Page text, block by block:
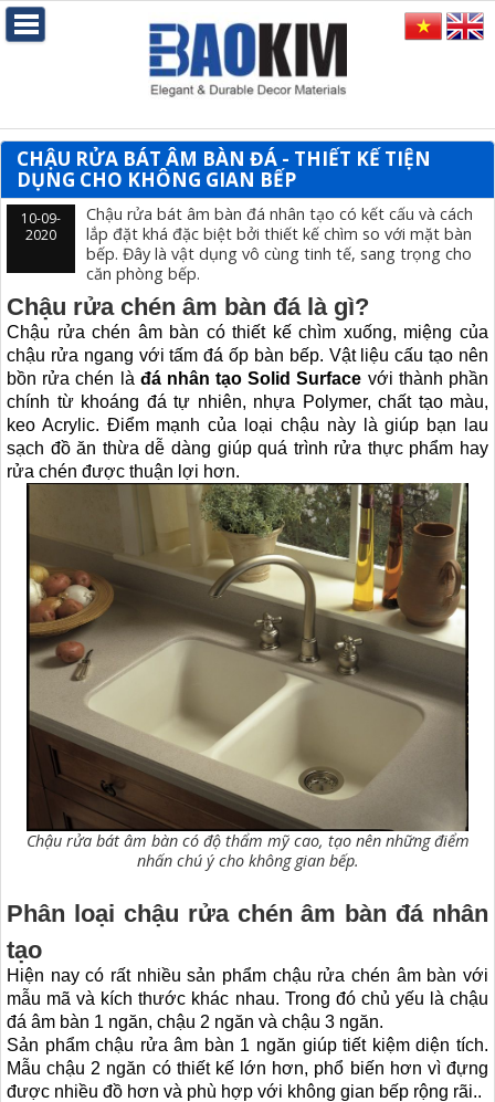
CHẬU RỬA BÁT ÂM BÀN ĐÁ - THIẾT KẾ TIỆN
DỤNG CHO KHÔNG GIAN BẾP
10-09-
2020
Chậu rửa bát âm bàn đá nhân tạo có kết cấu và cách
lắp đặt khá đặc biệt bởi thiết kế chìm so với mặt bàn
bếp. Đây là vật dụng vô cùng tinh tế, sang trọng cho
căn phòng bếp.
Chậu rửa chén âm bàn đá là gì?
Chậu rửa chén âm bàn có thiết kế chìm xuống, miệng của
chậu rửa ngang với tấm đá ốp bàn bếp. Vật liệu cấu tạo nên
bồn rửa chén là đá nhân tạo Solid Surface với thành phần
chính từ khoáng đá tự nhiên, nhựa Polymer, chất tạo màu,
keo Acrylic. Điểm mạnh của loại chậu này là giúp bạn lau
sạch đồ ăn thừa dễ dàng giúp quá trình rửa thực phẩm hay
rửa chén được thuận lợi hơn.
Chậu rửa bát âm bàn có độ thẩm mỹ cao, tạo nên những điểm
nhấn chú ý cho không gian bếp.
Phân loại chậu rửa chén âm bàn đá nhân
tạo
Hiện nay có rất nhiều sản phẩm chậu rửa chén âm bàn với
mẫu mã và kích thước khác nhau. Trong đó chủ yếu là chậu
đá âm bàn 1 ngăn, chậu 2 ngăn và chậu 3 ngăn.
Sản phẩm chậu rửa âm bàn 1 ngăn giúp tiết kiệm diện tích.
Mẫu chậu 2 ngăn có thiết kế lớn hơn, phổ biến hơn vì đựng
được nhiều đồ hơn và phù hợp với không gian bếp rộng rãi..